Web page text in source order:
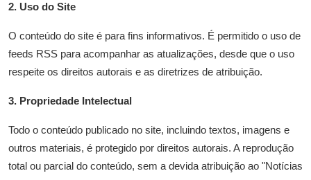
Galeria
2. Uso do Site
O conteúdo do site é para fins informativos. É permitido o uso de
feeds RSS para acompanhar as atualizações, desde que o uso
respeite os direitos autorais e as diretrizes de atribuição.
3. Propriedade Intelectual
Todo o conteúdo publicado no site, incluindo textos, imagens e
outros materiais, é protegido por direitos autorais. A reprodução
total ou parcial do conteúdo, sem a devida atribuição ao "Notícias